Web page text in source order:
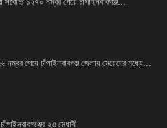
পেয়ে চাঁপাইনবাবগঞ্জ জেলায় মেয়েদের মধ্যে...
২৩ মেধাবী